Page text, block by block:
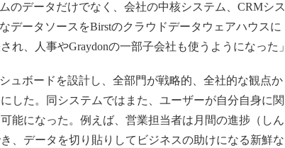
のデータだけでなく、会社の中核システム、CRMシス
データソースをBirstのクラウドデータウェアハウスに
れ、人事やGraydonの一部子会社も使うようになった」
ュボードを設計し、全部門が戦略的、全社的な観点か
した。同システムではまた、ユーザーが自分自身に関
能になった。例えば、営業担当者は月間の進捗（しん
、データを切り貼りしてビジネスの助けになる新鮮な